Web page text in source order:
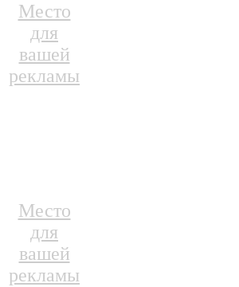
Место
для
вашей
рекламы
Место
для
вашей
рекламы